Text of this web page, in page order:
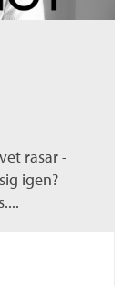
rasar -
igen?